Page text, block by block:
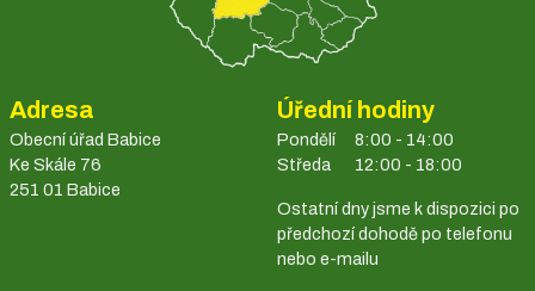
Adresa
Obecní úřad Babice
Ke Skále 76
251 01 Babice
Úřední hodiny
Pondělí
Středa
8:00 - 14:00
12:00 - 18:00
Ostatní dny jsme k dispozici po
předchozí dohodě po telefonu
nebo e-mailu